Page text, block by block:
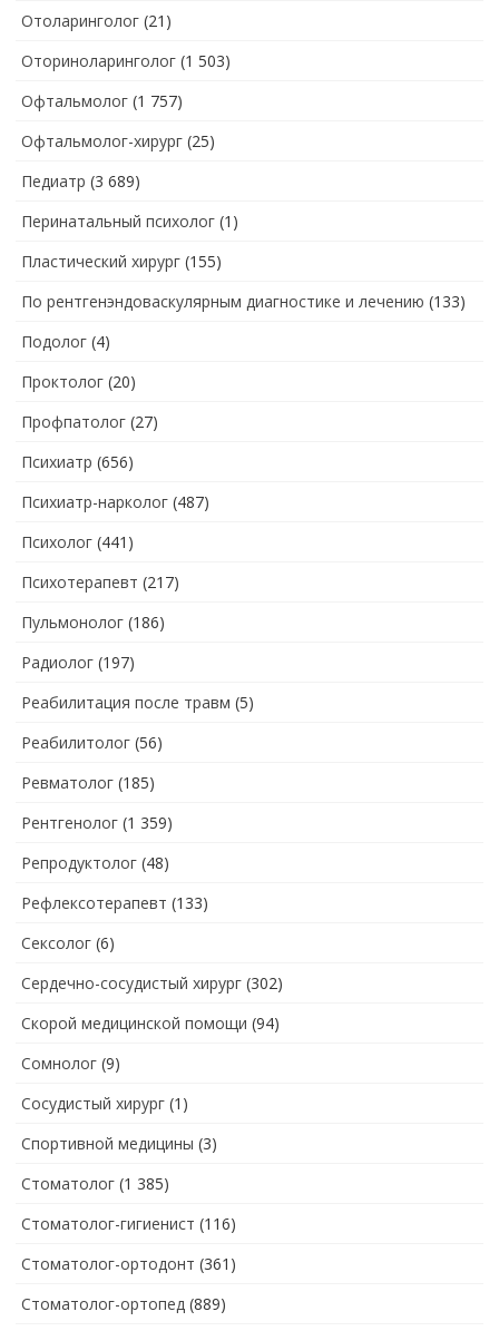
Отоларинголог (21)
Оториноларинголог (1 503)
Офтальмолог (1 757)
Офтальмолог-хирург (25)
Педиатр (3 689)
Перинатальный психолог (1)
Пластический хирург (155)
По рентгенэндоваскулярным диагностике и лечению (133)
Подолог (4)
Проктолог (20)
Профпатолог (27)
Психиатр (656)
Психиатр-нарколог (487)
Психолог (441)
Психотерапевт (217)
Пульмонолог (186)
Радиолог (197)
Реабилитация после травм (5)
Реабилитолог (56)
Ревматолог (185)
Рентгенолог (1 359)
Репродуктолог (48)
Рефлексотерапевт (133)
Сексолог (6)
Сердечно-сосудистый хирург (302)
Скорой медицинской помощи (94)
Сомнолог (9)
Сосудистый хирург (1)
Спортивной медицины (3)
Стоматолог (1 385)
Стоматолог-гигиенист (116)
Стоматолог-ортодонт (361)
Стоматолог-ортопед (889)